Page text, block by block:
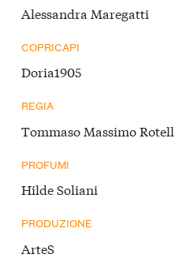
Alessandra Maregatti
COPRICAPI
Doria1905
REGIA
Tommaso Massimo
PROFUMI
Hilde Soliani
PRODUZIONE
ArteS